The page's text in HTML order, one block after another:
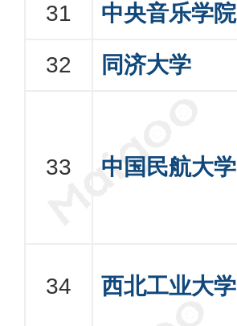
中央音乐学院
同济大学
中国民航大学
西北工业大学